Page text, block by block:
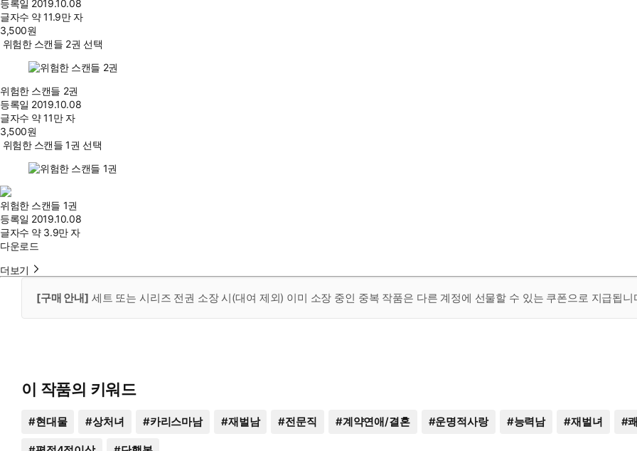
등록일 2019.10.08
글자수 약 11.9만 자
3,500원
위험한 스캔들 2권 선택
위험한 스캔들 2권
등록일 2019.10.08
글자수 약 11만 자
3,500원
위험한 스캔들 1권 선택
위험한 스캔들 1권
등록일 2019.10.08
글자수 약 3.9만 자
다운로드
더보기
[구매 안내] 세트 또는 시리즈 전권 소장 시(대여 제외) 이미 소장 중인 중복 작품은 다른 계정에 선물할 수 있는 쿠폰으로 지급됩
이 작품의 키워드
#현대물 #상처녀 #카리스마남 #재벌남 #전문직 #계약연애/결혼 #운명적사랑 #능력남 #재벌녀 #